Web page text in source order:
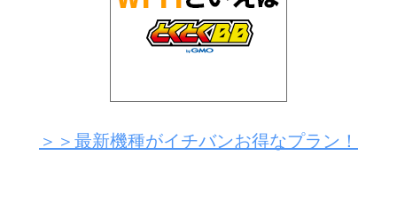
＞＞最新機種がイチバンお得なプラン！